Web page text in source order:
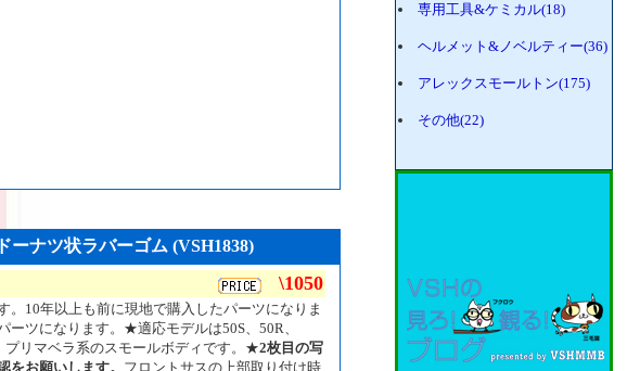
ナツ状ラバーゴム (VSH1838)
\1050
。10年以上も前に現地で購入したパーツになりま
ーツになります。★適応モデルは50S、50R、
プリマベラ系のスモールボディです。★2枚目の写
をお願いします。 フロントサスの上部取り付け時
専用工具&ケミカル(18)
ヘルメット&ノベルティー(36)
アレックスモールトン(175)
その他(22)